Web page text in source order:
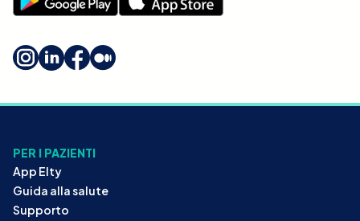
PER I PAZIENTI
App Elty
Guida alla salute
Supporto